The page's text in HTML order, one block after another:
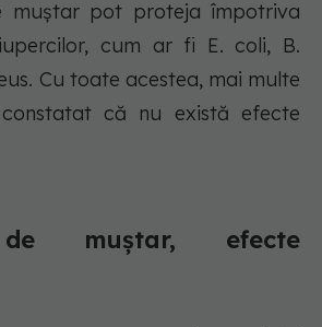
muștar pot proteja împotriva
cum ar fi E. coli, B.
Cu toate acestea, mai multe
că nu există efecte
muștar, efecte